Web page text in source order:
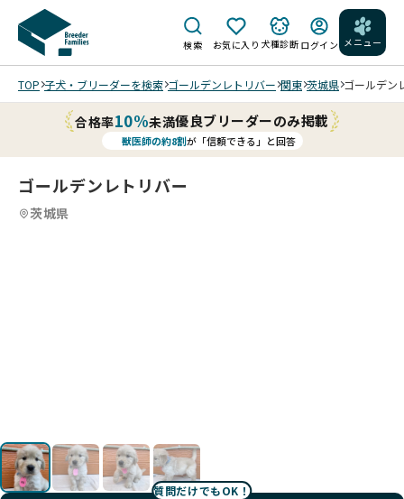
検索 お気に入り 犬種診断 ログイン メニュー
TOP 子犬・ブリーダーを検索 ゴールデンレトリバー 関東 茨城県 ゴールデン
合格率10%未満優良ブリーダーのみ掲載
獣医師の約8割が「信頼できる」と回答
ゴールデンレトリバー
茨城県
質問だけでもOK！